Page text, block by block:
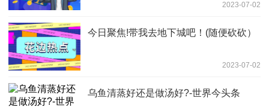
2023-07-02
今日聚焦!带我去地下城吧！(随便砍砍）
2023-07-02
乌鱼清蒸好还是做汤好?-世界今头条